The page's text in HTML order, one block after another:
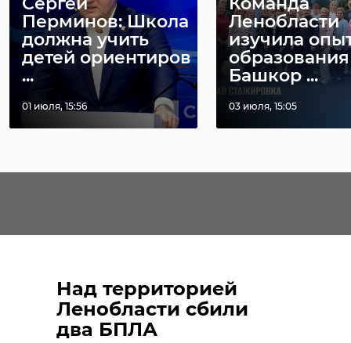
Перминов: Школа
должна учить
детей ориентиров
...
01 июля, 15:56
Ленобласти
изучила
Башкор ...
03 июля, 15:05
Над территорией
Ленобласти сбили
два БПЛА